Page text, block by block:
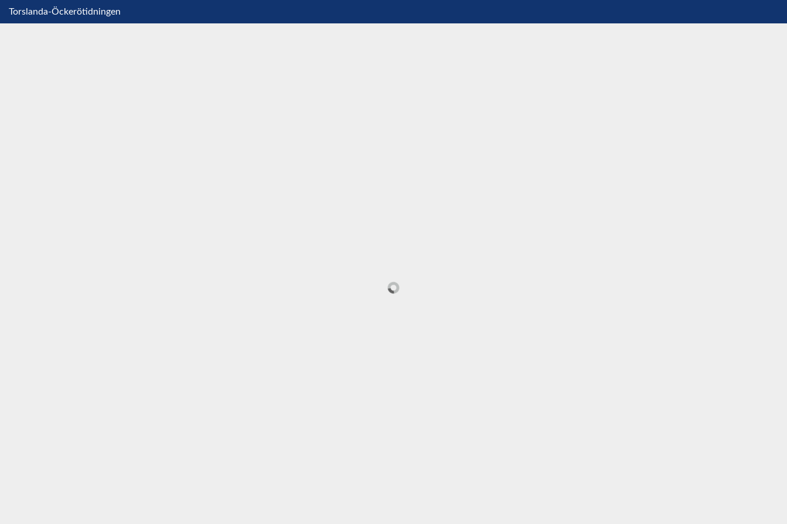
Torslanda-Öckerötidningen